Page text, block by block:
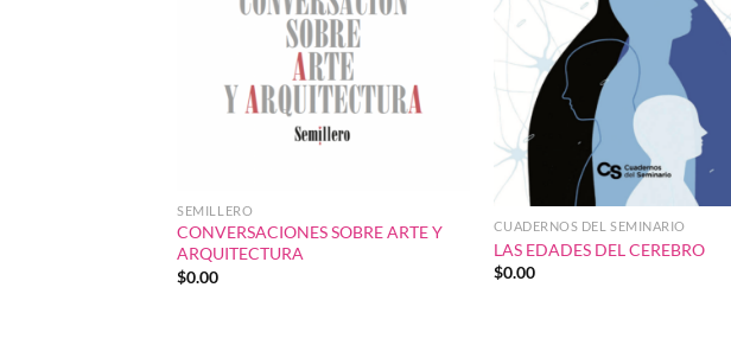
SEMILLERO
CONVERSACIONES SOBRE ARTE Y
ARQUITECTURA
$0.00
CUADERNOS DEL SEMINARIO
LAS EDADES DEL CEREBRO
$0.00